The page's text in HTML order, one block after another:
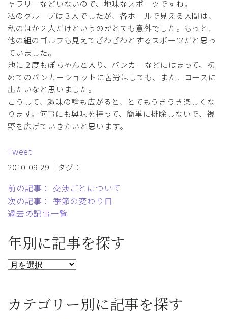
ャラリーなどいないので、地味なスポーツですね。
私のグループは３人でしたが、各ホールで見える人間は、
私のほか２人だけというのがとても意外でした。もっと、
他の組のゴルフも見えてざわざわとするスポーツだと思っ
ていました。
池に２度もぽちゃんと入り、バンカーなどにはまって、初
めてのバンカーショットに苦労はしても、また、コースに
出たいなと思いました。
こうして、趣味の輪も広がると、とてもうきうき楽しくな
ります。何事にも興味を持って、簡単に排除しないで、視
野を広げていきたいと思います。
Tweet
2010-09-29｜タグ：
前の記事： 交渉ごとについて
次の記事： 季節の変わり目
過去の記事一覧
年別に記事を探す
カテゴリー別に記事を探す